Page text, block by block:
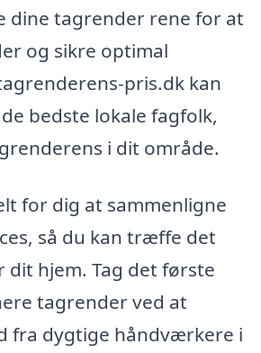
dine tagrender rene for at
og sikre optimal
pris.dk kan
bedste lokale fagfolk,
i dit område.
for dig at sammenligne
så du kan træffe det
dit hjem. Tag det første
tagrender ved at
fra dygtige håndværkere i